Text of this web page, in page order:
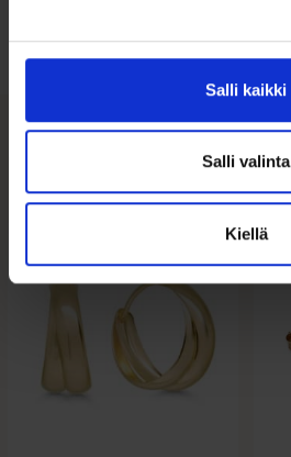
Salli kaikki
Salli valinta
Kiellä
Tutustu myös